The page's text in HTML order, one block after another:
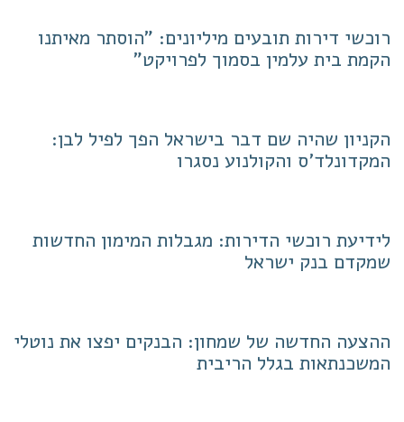
רוכשי דירות תובעים מיליונים: "הוסתר מאיתנו
הקמת בית עלמין בסמוך לפרויקט"
הקניון שהיה שם דבר בישראל הפך לפיל לבן:
המקדונלד'ס והקולנוע נסגרו
לידיעת רוכשי הדירות: מגבלות המימון החדשות
שמקדם בנק ישראל
ההצעה החדשה של שמחון: הבנקים יפצו את נוטלי
המשכנתאות בגלל הריבית